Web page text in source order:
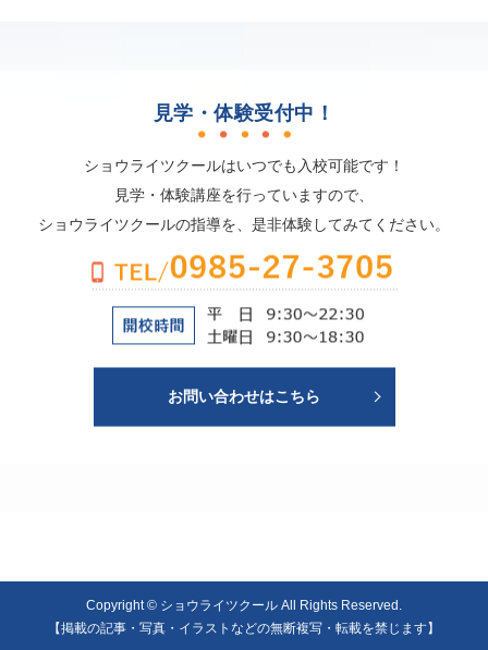
見学・体験受付中！
ショウライツクールはいつでも入校可能です！
見学・体験講座を行っていますので、
ショウライツクールの指導を、是非体験してみてください。
お問い合わせはこちら
Copyright © ショウライツクール All Rights Reserved.
【掲載の記事・写真・イラストなどの無断複写・転載を禁じます】